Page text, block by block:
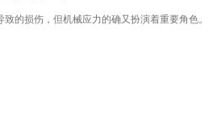
的损伤，但机械应力的确又扮演着重要角色。